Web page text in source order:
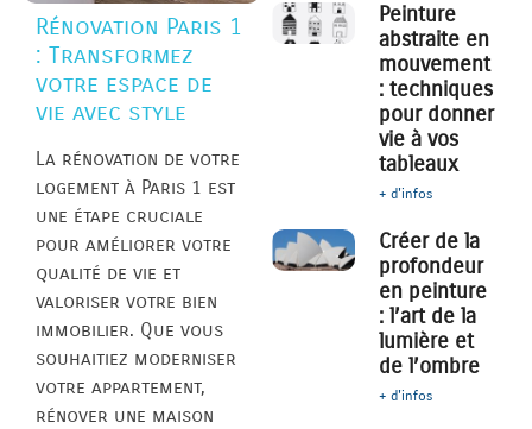
Rénovation Paris 1
: Transformez
votre espace de
vie avec style
La rénovation de votre
logement à Paris 1 est
une étape cruciale
pour améliorer votre
qualité de vie et
valoriser votre bien
immobilier. Que vous
souhaitiez moderniser
votre appartement,
rénover une maison
Peinture
abstraite en
mouvement
: techniques
pour donner
vie à vos
tableaux
+ d'infos
Créer de la
profondeur
en peinture
: l’art de la
lumière et
de l’ombre
+ d'infos